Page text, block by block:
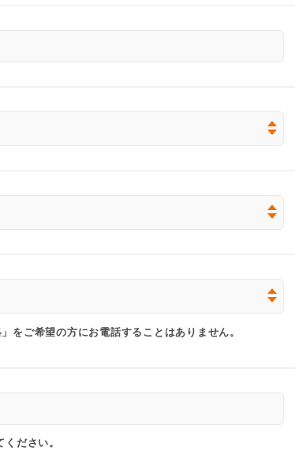
をご希望の方にお電話することはありません。
ださい。